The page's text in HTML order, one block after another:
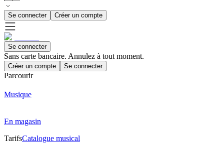
Se connecter Créer un compte
Se connecter
Sans carte bancaire. Annulez à tout moment.
Créer un compte Se connecter
Parcourir
Musique
En magasin
TarifsCatalogue musical